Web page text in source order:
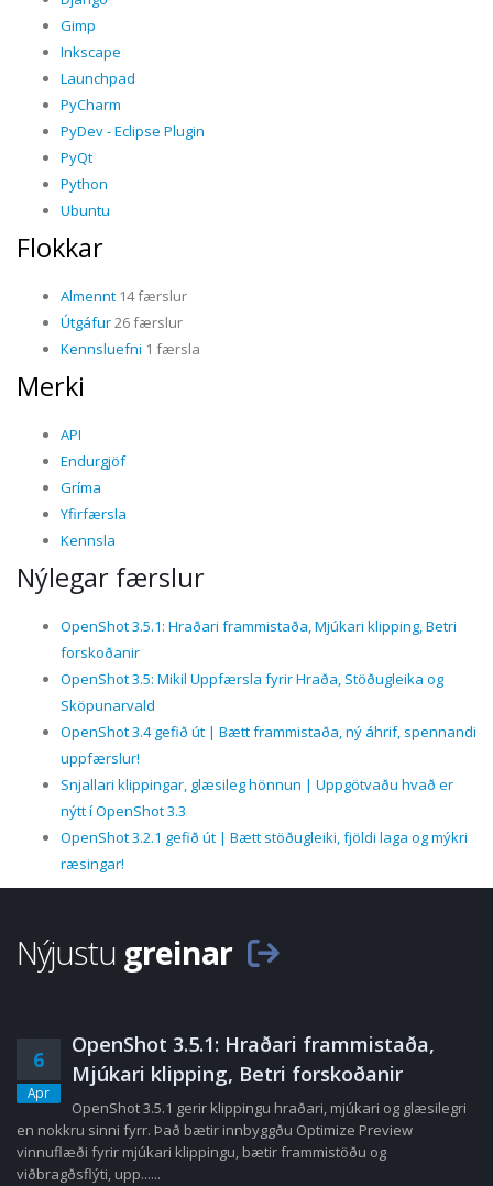
Gimp
Inkscape
Launchpad
PyCharm
PyDev - Eclipse Plugin
PyQt
Python
Ubuntu
Flokkar
Almennt 14 færslur
Útgáfur26 færslur
Kennsluefni 1 færsla
Merki
API
Endurgjöf
Gríma
Yfirfærsla
Kennsla
Nýlegar færslur
OpenShot 3.5.1: Hraðari frammistaða, Mjúkari klipping, Betri
forskoðanir
OpenShot 3.5: Mikil Uppfærsla fyrir Hraða, Stöðugleika og
Sköpunarvald
OpenShot 3.4 gefið út | Bætt frammistaða, ný áhrif, spennandi
uppfærslur!
Snjallari klippingar, glæsileg hönnun | Uppgötvaðu hvað er
nýtt í OpenShot 3.3
OpenShot 3.2.1 gefið út | Bætt stöðugleiki, fjöldi laga og mýkri
ræsingar!
Nýjustu greinar
6
Apr
OpenShot 3.5.1: Hraðari frammistaða,
Mjúkari klipping, Betri forskoðanir
OpenShot 3.5.1 gerir klippingu hraðari, mjúkari og glæsilegri
en nokkru sinni fyrr. Það bætir innbyggðu Optimize Preview
vinnuflæði fyrir mjúkari klippingu, bætir frammistöðu og
viðbragðsflýti, upp......